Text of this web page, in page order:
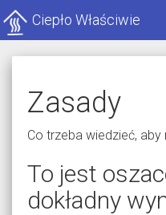
Ciepło Właściwie
Zasady
Co trzeba wiedzieć, aby
To jest
dokładny